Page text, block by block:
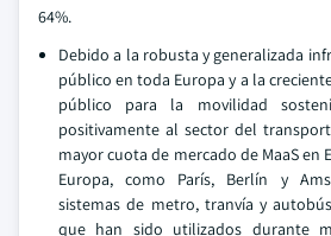
64%.
Debido a la robusta y generalizada
público en toda Europa y a la
público para la movilidad
positivamente al sector del
mayor cuota de mercado de MaaS en
Europa, como París, Berlín y
sistemas de metro, tranvía y
que han sido utilizados durante